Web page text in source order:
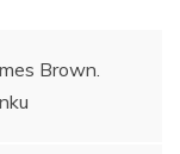
Brown.